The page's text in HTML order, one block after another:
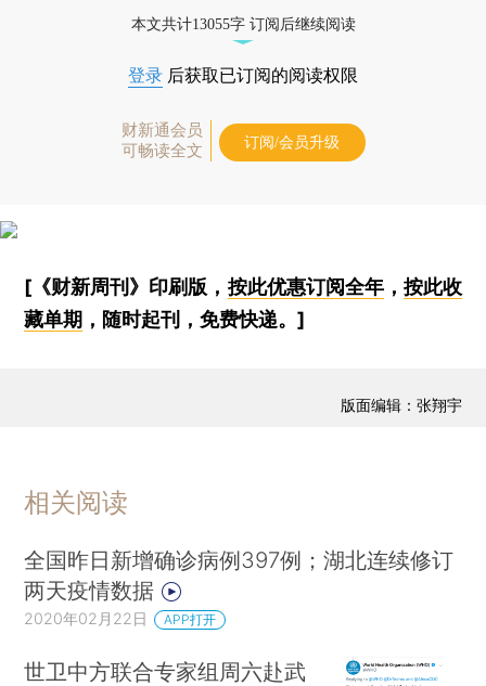
本文共计13055字 订阅后继续阅读
登录 后获取已订阅的阅读权限
财新通会员
可畅读全文
订阅/会员升级
[《财新周刊》印刷版， 按此优惠订阅全年， 按此收
藏单期 ，随时起刊，免费快递。]
版面编辑：张翔宇
相关阅读
全国昨日新增确诊病例397例；湖北连续修订
两天疫情数据
2020年02月22日 APP打开
世卫中方联合专家组周六赴武